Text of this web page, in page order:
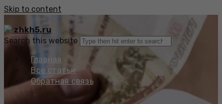
Skip to content
zhkh5.ru
Search this website
Главная
Все статьи
Обратная связь